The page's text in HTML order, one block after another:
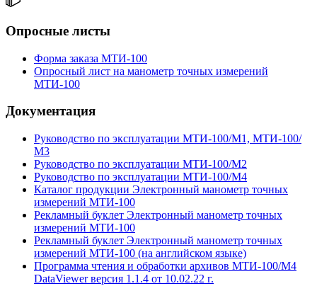
Опросные листы
Форма заказа МТИ-100
Опросный лист на манометр точных измерений
МТИ-100
Документация
Руководство по эксплуатации МТИ-100/М1, МТИ-100/
М3
Руководство по эксплуатации МТИ-100/М2
Руководство по эксплуатации МТИ-100/М4
Каталог продукции Электронный манометр точных
измерений МТИ-100
Рекламный буклет Электронный манометр точных
измерений МТИ-100
Рекламный буклет Электронный манометр точных
измерений МТИ-100 (на английском языке)
Программа чтения и обработки архивов МТИ-100/М4
DataViewer версия 1.1.4 от 10.02.22 г.